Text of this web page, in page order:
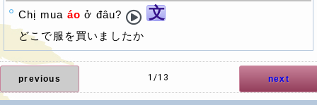
Chị mua áo ở đâu? 文
どこで服を買いましたか
previous next
1/13